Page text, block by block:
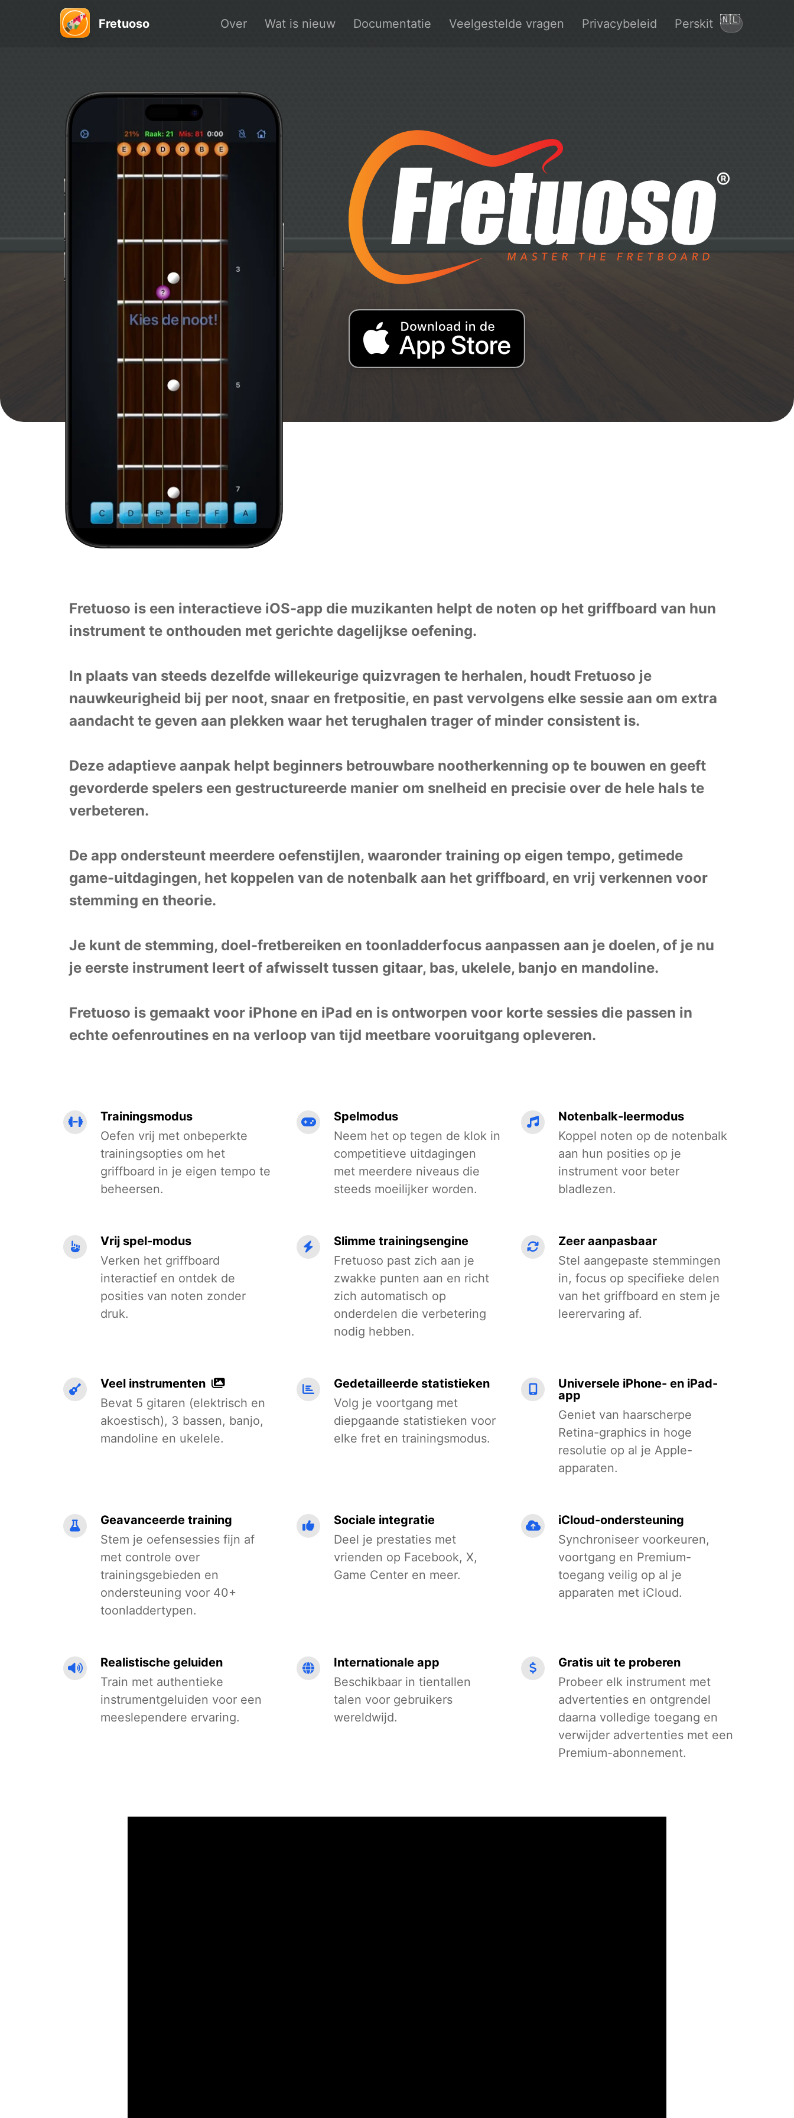
Fretuoso Over Wat is nieuw Documentatie Veelgestelde vragen Privacybeleid Perskit 🇳🇱
Taal wijzigen
®
Fretuoso is een interactieve iOS-app die muzikanten helpt de noten op het griffboard van hun
instrument te onthouden met gerichte dagelijkse oefening.
In plaats van steeds dezelfde willekeurige quizvragen te herhalen, houdt Fretuoso je
nauwkeurigheid bij per noot, snaar en fretpositie, en past vervolgens elke sessie aan om extra
aandacht te geven aan plekken waar het terughalen trager of minder consistent is.
Deze adaptieve aanpak helpt beginners betrouwbare nootherkenning op te bouwen en geeft
gevorderde spelers een gestructureerde manier om snelheid en precisie over de hele hals te
verbeteren.
De app ondersteunt meerdere oefenstijlen, waaronder training op eigen tempo, getimede
game-uitdagingen, het koppelen van de notenbalk aan het griffboard, en vrij verkennen voor
stemming en theorie.
Je kunt de stemming, doel-fretbereiken en toonladderfocus aanpassen aan je doelen, of je nu
je eerste instrument leert of afwisselt tussen gitaar, bas, ukelele, banjo en mandoline.
Fretuoso is gemaakt voor iPhone en iPad en is ontworpen voor korte sessies die passen in
echte oefenroutines en na verloop van tijd meetbare vooruitgang opleveren.
Trainingsmodus
Oefen vrij met onbeperkte
trainingsopties om het
griffboard in je eigen tempo te
beheersen.
Spelmodus
Neem het op tegen de klok in
competitieve uitdagingen
met meerdere niveaus die
steeds moeilijker worden.
Notenbalk-leermodus
Koppel noten op de notenbalk
aan hun posities op je
instrument voor beter
bladlezen.
Vrij spel-modus
Verken het griffboard
interactief en ontdek de
posities van noten zonder
druk.
Slimme trainingsengine
Fretuoso past zich aan je
zwakke punten aan en richt
zich automatisch op
onderdelen die verbetering
nodig hebben.
Zeer aanpasbaar
Stel aangepaste stemmingen
in, focus op specifieke delen
van het griffboard en stem je
leerervaring af.
Veel instrumenten
Bevat 5 gitaren (elektrisch en
akoestisch), 3 bassen, banjo,
mandoline en ukelele.
Gedetailleerde statistieken
Volg je voortgang met
diepgaande statistieken voor
elke fret en trainingsmodus.
Universele iPhone- en iPad-
app
Geniet van haarscherpe
Retina-graphics in hoge
resolutie op al je Apple-
apparaten.
Geavanceerde training
Stem je oefensessies fijn af
met controle over
trainingsgebieden en
ondersteuning voor 40+
toonladdertypen.
Sociale integratie
Deel je prestaties met
vrienden op Facebook, X,
Game Center en meer.
iCloud-ondersteuning
Synchroniseer voorkeuren,
voortgang en Premium-
toegang veilig op al je
apparaten met iCloud.
Realistische geluiden
Train met authentieke
instrumentgeluiden voor een
meeslependere ervaring.
Internationale app
Beschikbaar in tientallen
talen voor gebruikers
wereldwijd.
Gratis uit te proberen
Probeer elk instrument met
advertenties en ontgrendel
daarna volledige toegang en
verwijder advertenties met een
Premium-abonnement.